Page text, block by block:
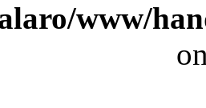
www/